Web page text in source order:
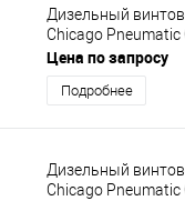
Дизельный
Chicago Pneumatic
Цена по запросу
Подробнее
Дизельный
Chicago Pneumatic